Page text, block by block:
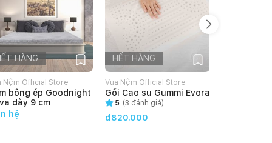
HÀNG
Nệm Official Store
bông ép Goodnight
dày 9 cm
hệ
HẾT HÀNG
Vua Nệm Official Store
Gối Cao su Gummi Evora
5 (3 đánh giá)
đ820.000